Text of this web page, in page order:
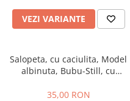
VEZI VARIANTE
Salopeta, cu caciulita, Model
albinuta, Bubu-Still, cu
35,00 RON